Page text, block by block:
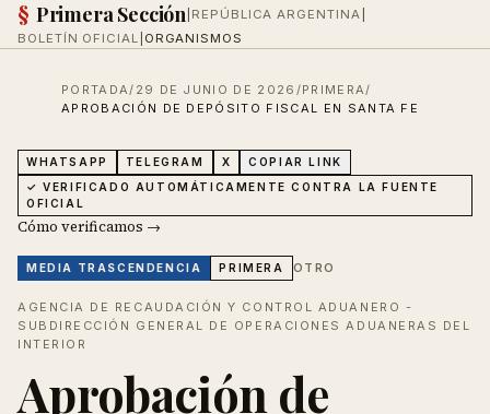
§ Primera Sección REPÚBLICA ARGENTINA
BOLETÍN OFICIAL ORGANISMOS
PORTADA/ 29 DE JUNIO DE 2026 /PRIMERA/
APROBACIÓN DE DEPÓSITO FISCAL EN SANTA FE
WHATSAPP TELEGRAM X
COPIAR LINK
✓ VERIFICADO AUTOMÁTICAMENTE CONTRA LA FUENTE
OFICIAL
Cómo verificamos →
MEDIA TRASCENDENCIA PRIMERA OTRO
AGENCIA DE RECAUDACIÓN Y CONTROL ADUANERO -
SUBDIRECCIÓN GENERAL DE OPERACIONES ADUANERAS DEL
INTERIOR
Aprobación de